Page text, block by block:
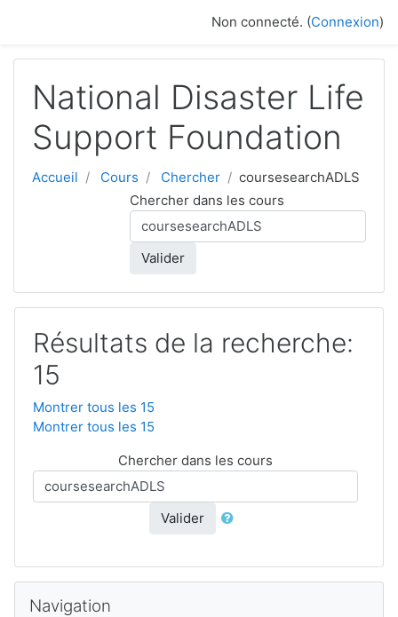
Non connecté. (Connexion)
National Disaster Life
Support Foundation
Accueil Cours Chercher
coursesearchADLS
Chercher dans les cours
Valider
Résultats de la recherche:
15
Montrer tous les 15
Montrer tous les 15
Chercher dans les cours
Valider
Navigation